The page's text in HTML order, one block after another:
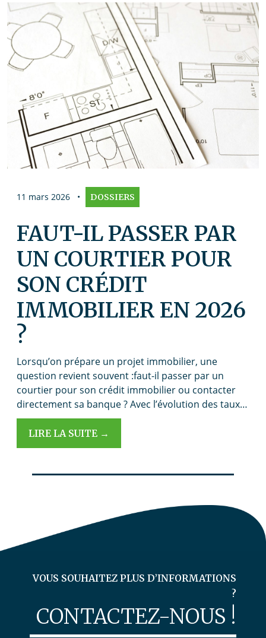
11 mars 2026 • DOSSIERS
FAUT-IL PASSER PAR
UN COURTIER POUR
SON CRÉDIT
IMMOBILIER EN 2026
?
Lorsqu’on prépare un projet immobilier, une
question revient souvent :faut-il passer par un
courtier pour son crédit immobilier ou contacter
directement sa banque ? Avec l’évolution des taux…
LIRE LA SUITE →
VOUS SOUHAITEZ PLUS D’INFORMATIONS
?
CONTACTEZ-NOUS !